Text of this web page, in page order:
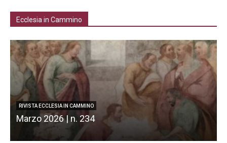
Ecclesia in Cammino
RIVISTA ECCLESIA IN CAMMINO
Marzo 2026 | n. 234